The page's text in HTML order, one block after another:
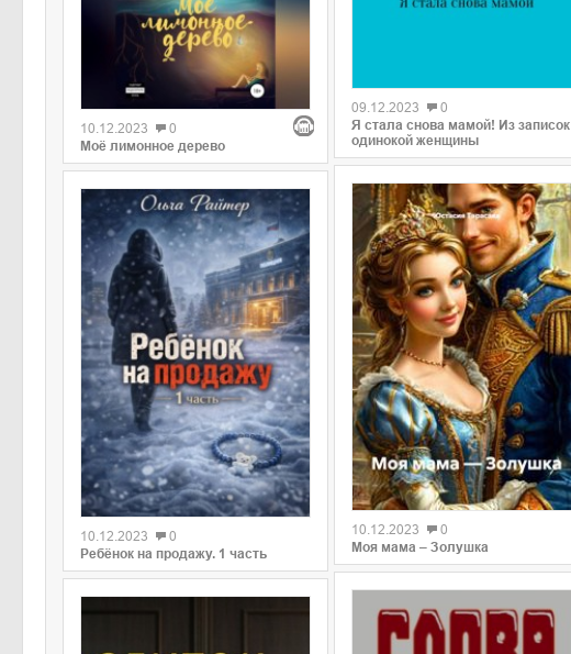
10.12.2023
0
Моё лимонное дерево
0
10.12.2023
0
Ребёнок на продажу. 1 часть
09.12.2023
0
Я стала снова мамой! Из записок
одинокой женщины
0
10.12.2023
0
Моя мама – Золушка